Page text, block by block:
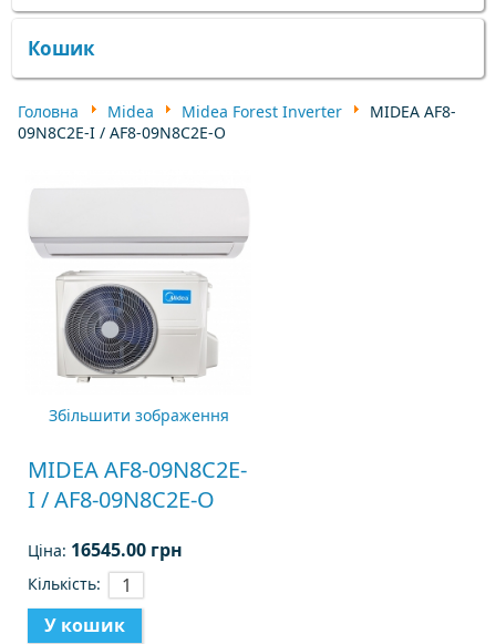
×
×
Кошик
Головна Midea Midea Forest Inverter
MIDEA AF8-
09N8C2E-I / AF8-09N8C2E-O
Збільшити зображення
MIDEA AF8-09N8C2E-
I / AF8-09N8C2E-O
Ціна: 16545.00 грн
Кількість: